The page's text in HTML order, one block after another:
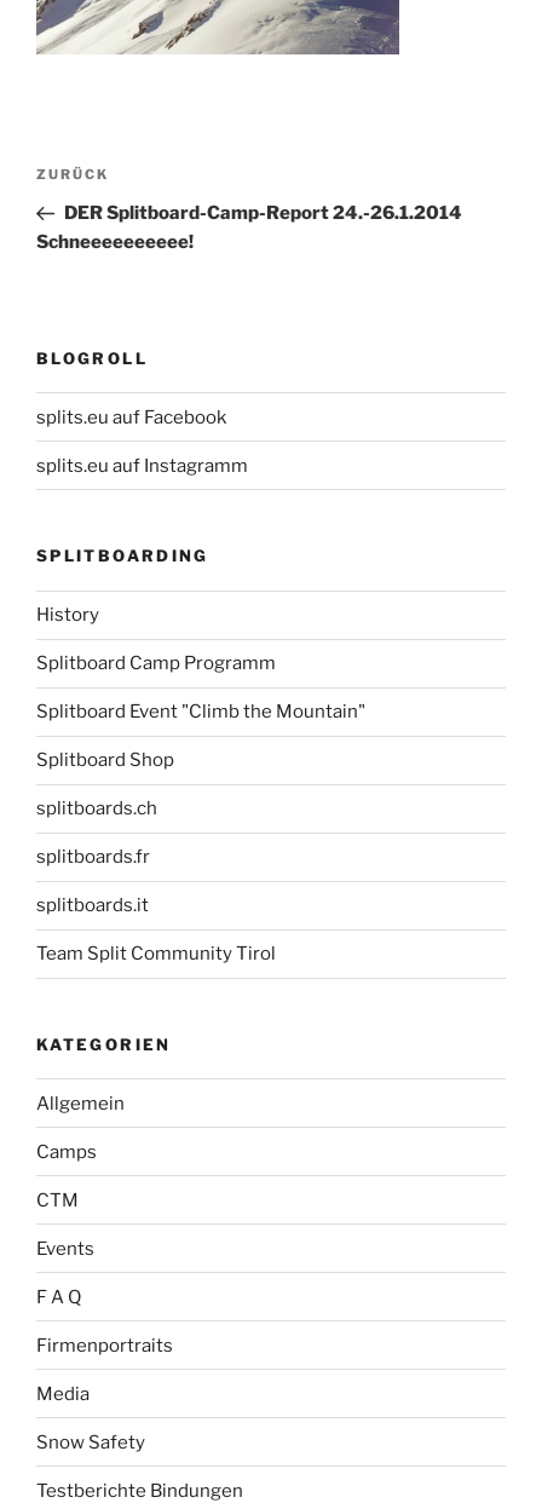
Beitragsnavigation
Vorheriger
Beitrag
ZURÜCK
DER Splitboard-Camp-Report 24.-26.1.2014
Schneeeeeeeeee!
BLOGROLL
splits.eu auf Facebook
splits.eu auf Instagramm
SPLITBOARDING
History
Splitboard Camp Programm
Splitboard Event "Climb the Mountain"
Splitboard Shop
splitboards.ch
splitboards.fr
splitboards.it
Team Split Community Tirol
KATEGORIEN
Allgemein
Camps
CTM
Events
F A Q
Firmenportraits
Media
Snow Safety
Testberichte Bindungen